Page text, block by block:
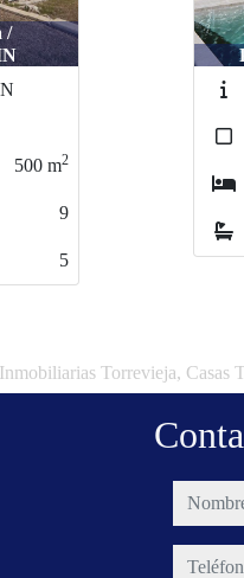
/
Pilar
Torrevieja, Casas
nombre
teléfono